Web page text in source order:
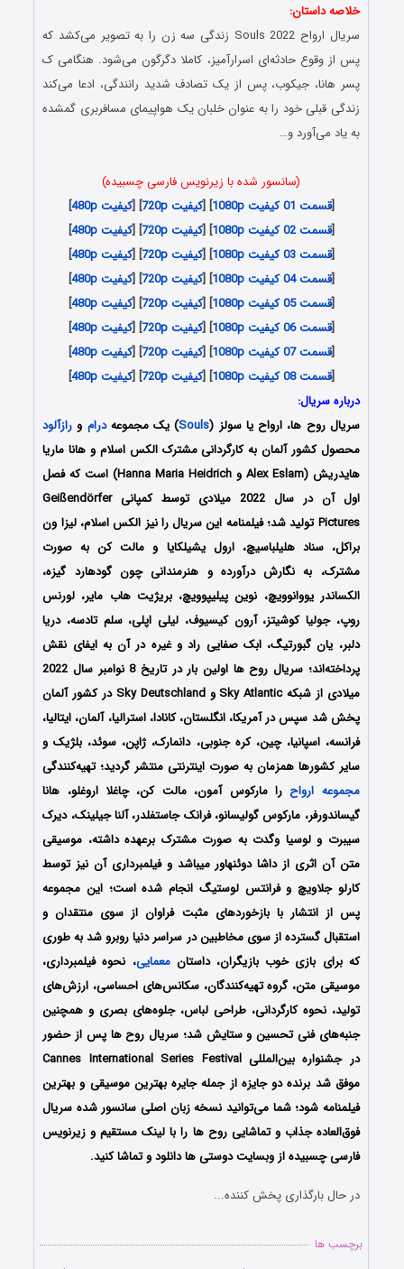
خلاصه داستان:
سریال ارواح Souls 2022 زندگی سه زن را به تصویر می‌کشد که
پس از وقوع حادثه‌ای اسرارآمیز، کاملا دگرگون می‌شود. هنگامی ک
پسر هانا، جیکوب، پس از یک تصادف شدید رانندگی، ادعا می‌کند
زندگی قبلی خود را به عنوان خلبان یک هواپیمای مسافربری گمشده
به یاد می‌آورد و…
(سانسور شده با زیرنویس فارسی چسبیده)
[قسمت 01 کیفیت 1080p ] [کیفیت 720p ] [کیفیت 480p
]
[قسمت 02 کیفیت 1080p ] [کیفیت 720p ] [کیفیت 480p
]
[قسمت 03 کیفیت 1080p ] [کیفیت 720p ] [کیفیت 480p
]
[قسمت 04 کیفیت 1080p ] [کیفیت 720p ] [کیفیت 480p
]
[قسمت 05 کیفیت 1080p ] [کیفیت 720p ] [کیفیت 480p
]
[قسمت 06 کیفیت 1080p ] [کیفیت 720p ] [کیفیت 480p
]
[قسمت 07 کیفیت 1080p ] [کیفیت 720p ] [کیفیت 480p
]
[قسمت 08 کیفیت 1080p ] [کیفیت 720p ] [کیفیت 480p
]
درباره سریال:
سریال روح ها، ارواح یا سولز (Souls) یک مجموعهدرام و رازآلود
محصول کشور آلمان به کارگردانی مشترک الکس اسلام و هانا ماریا
هایدریش (Alex Eslam و Hanna Maria Heidrich) است که فصل
اول آن در سال 2022 میلادی توسط کمپانی Geißendörfer
Pictures تولید شد؛ فیلمنامه این سریال را نیز الکس اسلام، لیزا ون
براکل، سناد هلیلباسیچ، ارول یشیلکایا و مالت کن به صورت
مشترک، به نگارش درآورده و هنرمندانی چون گودهارد گیزه،
الکساندر یووانوویچ، نوین پیلیپوویچ، بریژیت هاب مایر، لورنس
روپ، جولیا کوشیتز، آرون کیسیوف، لیلی اپلی، سلم تادسه، دریا
دلبر، یان گبورتیگ، ابک صفایی راد و غیره در آن به ایفای نقش
پرداخته‌اند؛ سریال روح ها اولین بار در تاریخ 8 نوامبر سال 2022
میلادی از شبکه Sky Atlantic و Sky Deutschland در کشور آلمان
پخش شد سپس در آمریکا، انگلستان، کانادا، استرالیا، آلمان، ایتالیا،
فرانسه، اسپانیا، چین، کره جنوبی، دانمارک، ژاپن، سوئد، بلژیک و
سایر کشورها همزمان به صورت اینترنتی منتشر گردید؛ تهیه‌کنندگی
مجموعه ارواحرا مارکوس آمون، مالت کن، چاغلا اروغلو، هانا
گیساندورفر، مارکوس گولیسانو، فرانک جاستفلدر، آلنا جیلینک، دیرک
سیبرت و لوسیا وگدت به صورت مشترک برعهده داشته، موسیقی
متن آن اثری از داشا دوئنهاور می‎باشد و فیلمبرداری آن نیز توسط
کارلو جلاویچ و فرانتس لوستیگ انجام شده است؛ این مجموعه
پس از انتشار با بازخوردهای مثبت فراوان از سوی منتقدان و
استقبال گسترده از سوی مخاطبین در سراسر دنیا روبرو شد به طوری
که برای بازی خوب بازیگران، داستانمعمایی، نحوه فیلمبرداری،
موسیقی متن، گروه تهیه‌کنندگان، سکانس‌های احساسی، ارزش‌های
تولید، نحوه کارگردانی، طراحی لباس، جلوه‌های بصری و همچنین
جنبه‌های فنی تحسین و ستایش شد؛ سریال روح ها پس از حضور
در جشنواره بین‌المللی Cannes International Series Festival
موفق شد برنده دو جایزه از جمله جایره بهترین موسیقی و بهترین
فیلمنامه شود؛ شما می‌توانید نسخه زبان اصلی سانسور شده سریال
فوق‌العاده جذاب و تماشایی روح ها را با لینک مستقیم و زیرنویس
فارسی چسبیده از وبسایت دوستی ها دانلود و تماشا کنید.
در حال بارگذاری پخش کننده...
برچسب ها